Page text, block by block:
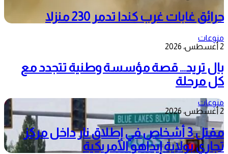
حرائق غابات غرب كندا تدمر 230 منزلا
منوعات
2 أغسطس، 2026
بال تريد… قصة مؤسسة وطنية تتجدد مع
كل مرحلة
منوعات
2 أغسطس، 2026
مقتل 3 أشخاص في إطلاق نار داخل مركز
تجاري بولاية إيداهو الأمريكية